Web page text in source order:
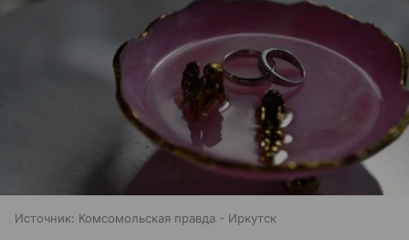
Источник: Комсомольская правда - Иркутск